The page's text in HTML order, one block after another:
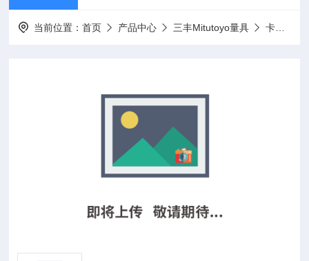
当前位置：首页 产品中心 三丰Mitutoyo量具 卡尺